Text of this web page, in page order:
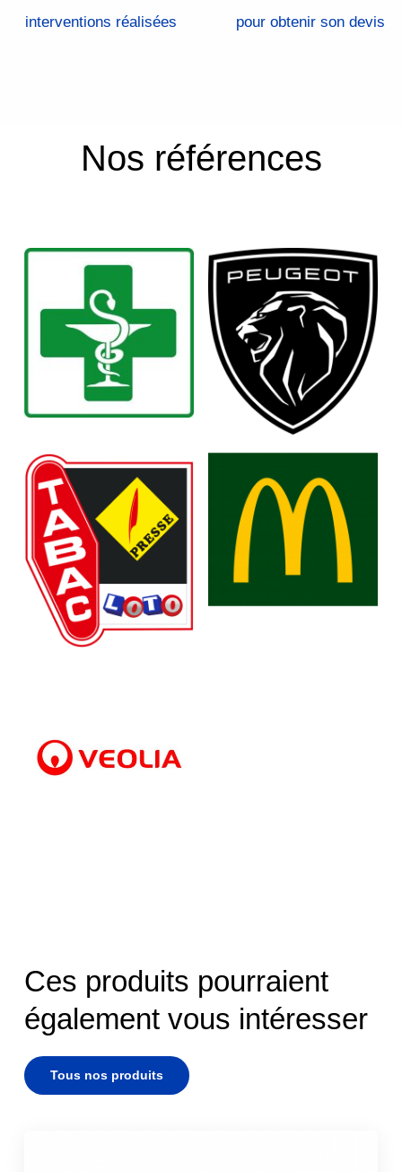
interventions réalisées pour obtenir son devis
Nos références
Ces produits pourraient
également vous intéresser
Tous nos produits